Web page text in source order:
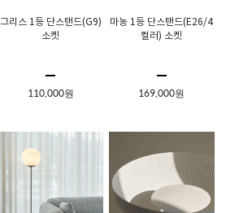
그리스 1등 단스탠드(G9)
소켓
110,000원
마농 1등 단스탠드(E26/4
컬러) 소켓
169,000원